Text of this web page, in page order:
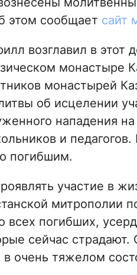
этом сообщает сайт
возглавил в этот
монастыре
монастырей
об исцелении
нападения
и педагогов.
погибшим.
участие в
митрополии
всех погибших,
сейчас страдают.
в очень тяжелом